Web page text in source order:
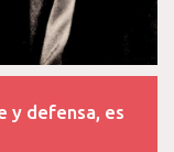
y defensa, es